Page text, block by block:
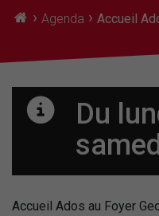
› Agenda › Accueil
Du
Accueil Ados au Foyer